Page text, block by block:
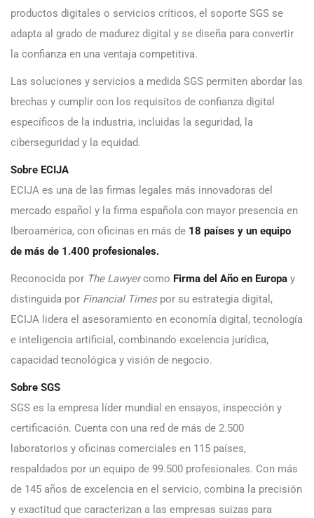
productos digitales o servicios críticos, el soporte SGS se
adapta al grado de madurez digital y se diseña para convertir
la confianza en una ventaja competitiva.
Las soluciones y servicios a medida SGS permiten abordar las
brechas y cumplir con los requisitos de confianza digital
específicos de la industria, incluidas la seguridad, la
ciberseguridad y la equidad.
Sobre ECIJA
ECIJA es una de las firmas legales más innovadoras del
mercado español y la firma española con mayor presencia en
Iberoamérica, con oficinas en más de 18 países y un equipo
de más de 1.400 profesionales.
Reconocida por The Lawyercomo Firma del Año en Europa y
distinguida por Financial Timespor su estrategia digital,
ECIJA lidera el asesoramiento en economía digital, tecnología
e inteligencia artificial, combinando excelencia jurídica,
capacidad tecnológica y visión de negocio.
Sobre SGS
SGS es la empresa líder mundial en ensayos, inspección y
certificación. Cuenta con una red de más de 2.500
laboratorios y oficinas comerciales en 115 países,
respaldados por un equipo de 99.500 profesionales. Con más
de 145 años de excelencia en el servicio, combina la precisión
y exactitud que caracterizan a las empresas suizas para